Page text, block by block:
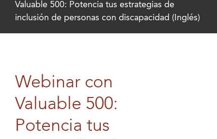
Valuable 500: Potencia tus estrategias de
inclusión de personas con discapacidad (Inglés)
Webinar con
Valuable 500:
Potencia tus